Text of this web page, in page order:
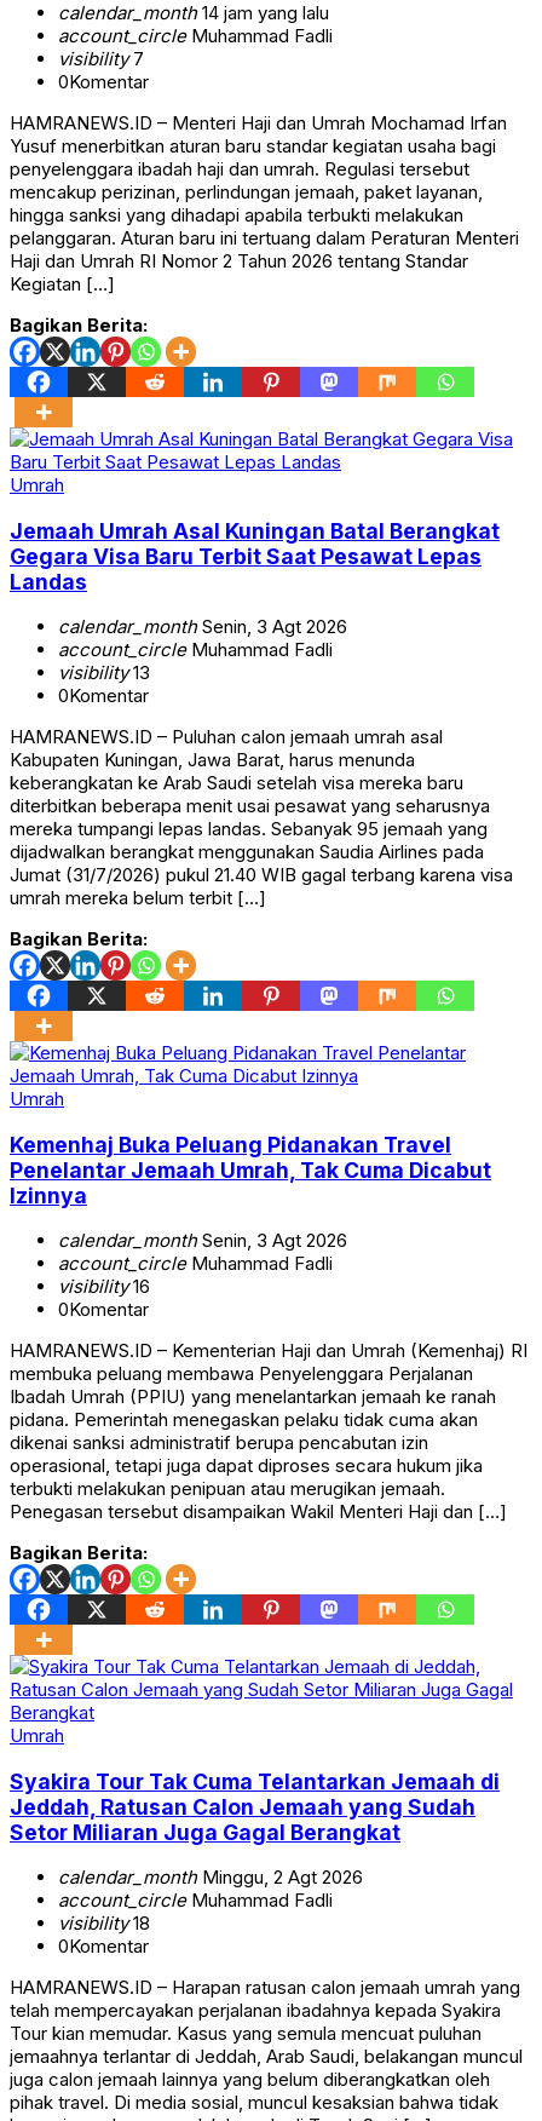
calendar_month14 jam yang lalu
account_circleMuhammad Fadli
visibility7
0Komentar
HAMRANEWS.ID – Menteri Haji dan Umrah Mochamad Irfan
Yusuf menerbitkan aturan baru standar kegiatan usaha bagi
penyelenggara ibadah haji dan umrah. Regulasi tersebut
mencakup perizinan, perlindungan jemaah, paket layanan,
hingga sanksi yang dihadapi apabila terbukti melakukan
pelanggaran. Aturan baru ini tertuang dalam Peraturan Menteri
Haji dan Umrah RI Nomor 2 Tahun 2026 tentang Standar
Kegiatan […]
Bagikan Berita:
Umrah
Jemaah Umrah Asal Kuningan Batal Berangkat
Gegara Visa Baru Terbit Saat Pesawat Lepas
Landas
calendar_monthSenin, 3 Agt 2026
account_circleMuhammad Fadli
visibility13
0Komentar
HAMRANEWS.ID – Puluhan calon jemaah umrah asal
Kabupaten Kuningan, Jawa Barat, harus menunda
keberangkatan ke Arab Saudi setelah visa mereka baru
diterbitkan beberapa menit usai pesawat yang seharusnya
mereka tumpangi lepas landas. Sebanyak 95 jemaah yang
dijadwalkan berangkat menggunakan Saudia Airlines pada
Jumat (31/7/2026) pukul 21.40 WIB gagal terbang karena visa
umrah mereka belum terbit […]
Bagikan Berita:
Umrah
Kemenhaj Buka Peluang Pidanakan Travel
Penelantar Jemaah Umrah, Tak Cuma Dicabut
Izinnya
calendar_monthSenin, 3 Agt 2026
account_circleMuhammad Fadli
visibility16
0Komentar
HAMRANEWS.ID – Kementerian Haji dan Umrah (Kemenhaj) RI
membuka peluang membawa Penyelenggara Perjalanan
Ibadah Umrah (PPIU) yang menelantarkan jemaah ke ranah
pidana. Pemerintah menegaskan pelaku tidak cuma akan
dikenai sanksi administratif berupa pencabutan izin
operasional, tetapi juga dapat diproses secara hukum jika
terbukti melakukan penipuan atau merugikan jemaah.
Penegasan tersebut disampaikan Wakil Menteri Haji dan […]
Bagikan Berita:
Umrah
Syakira Tour Tak Cuma Telantarkan Jemaah di
Jeddah, Ratusan Calon Jemaah yang Sudah
Setor Miliaran Juga Gagal Berangkat
calendar_monthMinggu, 2 Agt 2026
account_circleMuhammad Fadli
visibility18
0Komentar
HAMRANEWS.ID – Harapan ratusan calon jemaah umrah yang
telah mempercayakan perjalanan ibadahnya kepada Syakira
Tour kian memudar. Kasus yang semula mencuat puluhan
jemaahnya terlantar di Jeddah, Arab Saudi, belakangan muncul
juga calon jemaah lainnya yang belum diberangkatkan oleh
pihak travel. Di media sosial, muncul kesaksian bahwa tidak